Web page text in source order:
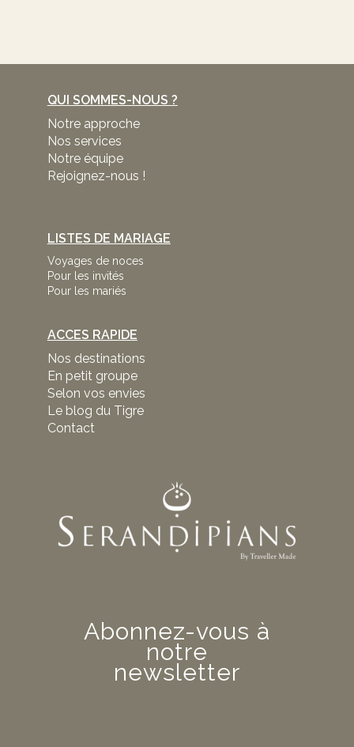
QUI SOMMES-NOUS ?
Notre approche
Nos services
Notre équipe
Rejoignez-nous !
LISTES DE MARIAGE
Voyages de noces
Pour les invités
Pour les mariés
ACCES RAPIDE
Nos destinations
En petit groupe
Selon vos envies
Le blog du Tigre
Contact
Abonnez-vous à
notre
newsletter